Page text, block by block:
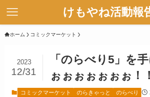
けもやね活動報
ホーム コミックマーケット
「のらべり5」を
ぉぉぉぉぉぉぉ！！
2023
12/31
コミックマーケット のらきゃっと のらべり